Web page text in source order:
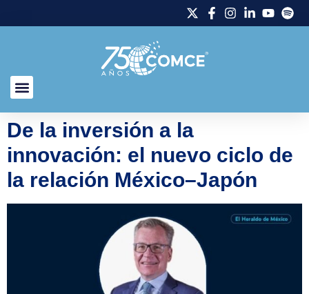
De la inversión a la
innovación: el nuevo ciclo de
la relación México–Japón